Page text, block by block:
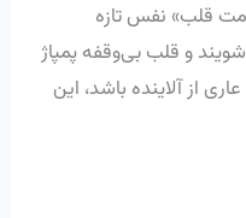
قلب» نفس تازه
و قلب بی‌وقفه پمپاژ
از آلاینده باشد، این